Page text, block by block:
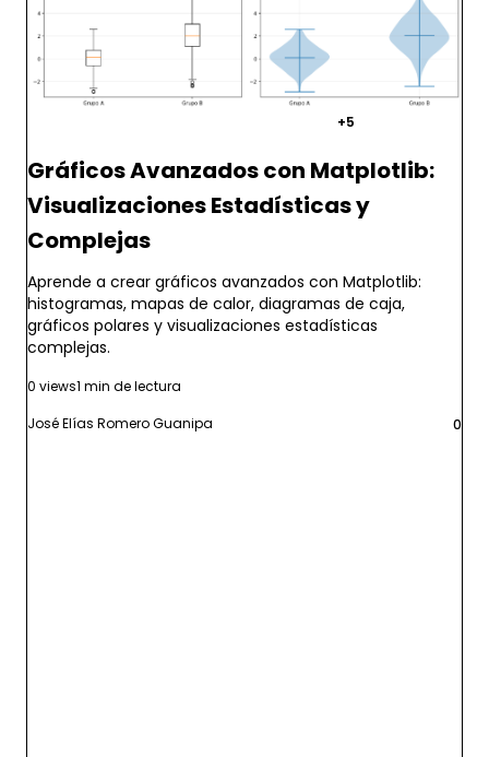
+5
Gráficos Avanzados con Matplotlib:
Visualizaciones Estadísticas y
Complejas
Aprende a crear gráficos avanzados con Matplotlib:
histogramas, mapas de calor, diagramas de caja,
gráficos polares y visualizaciones estadísticas
complejas.
0 views1 min de lectura
José Elías Romero Guanipa 0